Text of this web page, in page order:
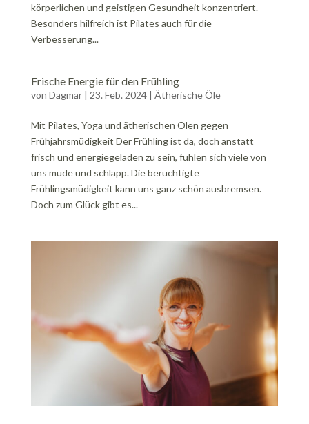
körperlichen und geistigen Gesundheit konzentriert.
Besonders hilfreich ist Pilates auch für die
Verbesserung...
Frische Energie für den Frühling
von Dagmar| 23. Feb. 2024| Ätherische Öle
Mit Pilates, Yoga und ätherischen Ölen gegen
Frühjahrsmüdigkeit Der Frühling ist da, doch anstatt
frisch und energiegeladen zu sein, fühlen sich viele von
uns müde und schlapp. Die berüchtigte
Frühlingsmüdigkeit kann uns ganz schön ausbremsen.
Doch zum Glück gibt es...